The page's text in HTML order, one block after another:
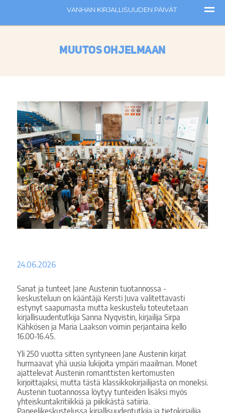
Muutos ohjelmaan
24.06.2026
Sanat ja tunteet Jane Austenin tuotannossa -
keskusteluun on kääntäjä Kersti Juva valitettavasti
estynyt saapumasta mutta keskustelu toteutetaan
kirjallisuudentutkija Sanna Nyqvistin, kirjailija Sirpa
Kähkösen ja Maria Laakson voimin perjantaina kello
16.00-16.45.
Yli 250 vuotta sitten syntyneen Jane Austenin kirjat
hurmaavat yhä uusia lukijoita ympäri maailman. Monet
ajattelevat Austenin romanttisten kertomusten
kirjoittajaksi, mutta tästä klassikkokirjailijasta on moneksi.
Austenin tuotannossa löytyy tunteiden lisäksi myös
yhteiskuntakritiikkiä ja piikikästä satiiria.
Paneelikeskustelussa kirjallisuudentutkija ja tietokirjailija